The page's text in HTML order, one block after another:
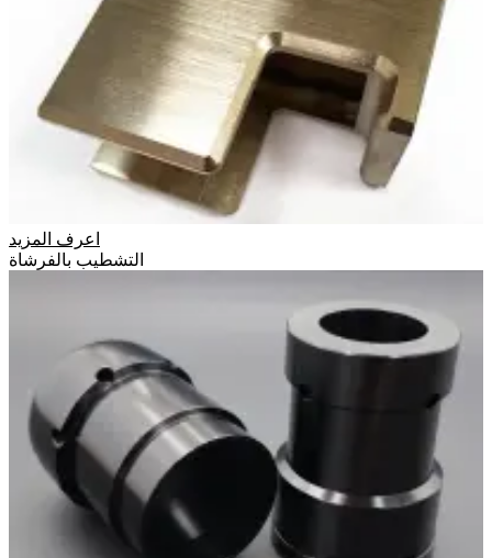
اعرف المزيد
التشطيب بالفرشاة